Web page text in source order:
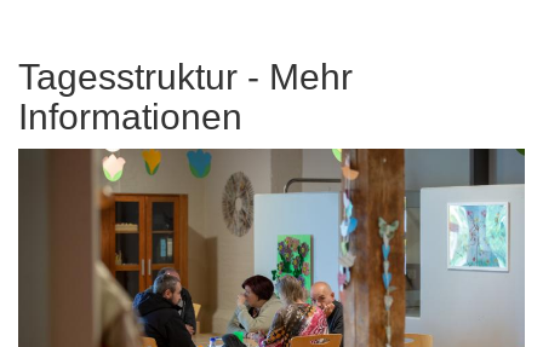
Tagesstruktur - Mehr
Informationen